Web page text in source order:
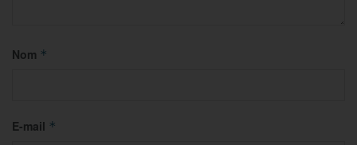
Nom *
E-mail *